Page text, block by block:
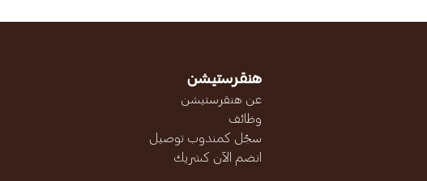
هنقرستيشن
عن هنقرستيشن
وظائف
سجّل كمندوب توصيل
انضم الآن كشريك